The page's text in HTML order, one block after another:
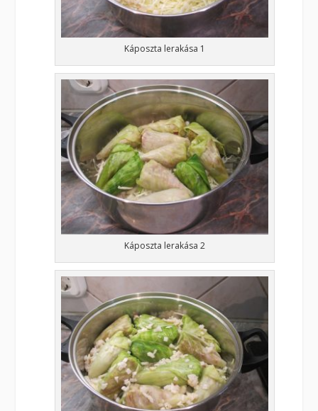
Káposzta lerakása 1
Káposzta lerakása 2